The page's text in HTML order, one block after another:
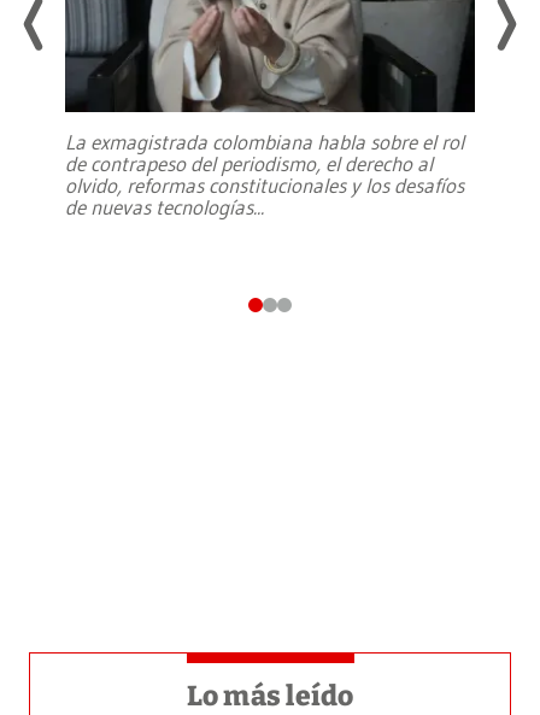
La exmagistrada colombiana habla sobre el rol
de contrapeso del periodismo, el derecho al
olvido, reformas constitucionales y los desafíos
de nuevas tecnologías...
Lo más leído